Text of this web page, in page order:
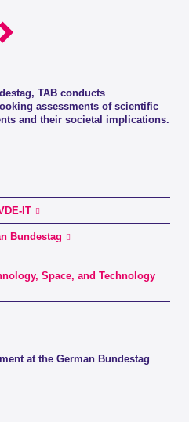
TAB conducts
assessments of scientific
and their societal implications.
IT
Bundestag
Space, and Technology
at the German Bundestag